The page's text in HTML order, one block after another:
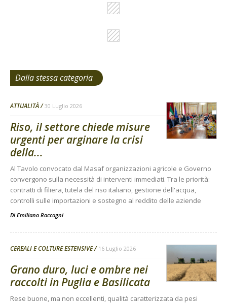
Dalla stessa categoria
ATTUALITÀ 30 Luglio 2026
Riso, il settore chiede misure
urgenti per arginare la crisi
della...
Al Tavolo convocato dal Masaf organizzazioni agricole e Governo
convergono sulla necessità di interventi immediati. Tra le priorità:
contratti di filiera, tutela del riso italiano, gestione dell'acqua,
controlli sulle importazioni e sostegno al reddito delle aziende
Di Emiliano Raccagni
CEREALI E COLTURE ESTENSIVE 16 Luglio 2026
Grano duro, luci e ombre nei
raccolti in Puglia e Basilicata
Rese buone, ma non eccellenti, qualità caratterizzata da pesi